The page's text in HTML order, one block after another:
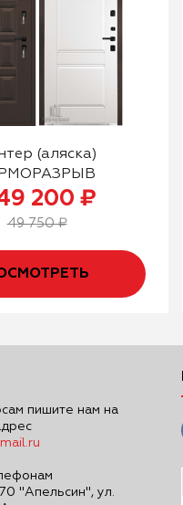
(аляска)
200 ₽
49 750 ₽
пишите нам на
"Апельсин", ул.